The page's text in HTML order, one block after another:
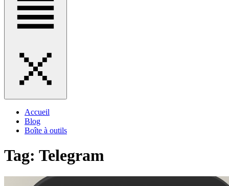
Accueil
Blog
Boîte à outils
Tag: Telegram